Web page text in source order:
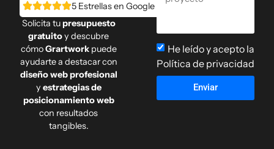
5 Estrellas en Google
Solicita tupresupuesto
gratuitoy descubre
cómoGrartworkpuede
ayudarte a destacar con
diseño web profesional
y estrategias de
posicionamiento web
con resultados
tangibles.
He leído y acepto la
Política de privacidad
Enviar